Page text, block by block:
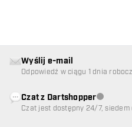
Wyślij e-mail
Odpowiedź w ciągu 1 dnia
Czat z DartshopperObsługa
Czat jest dostępny 24/7, siedem